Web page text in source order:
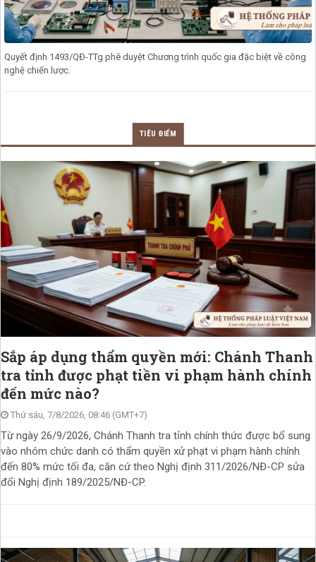
Quyết định 1493/QĐ-TTg phê duyệt Chương trình quốc gia đặc biệt về công
nghệ chiến lược.
TIÊU ĐIỂM
Sắp áp dụng thẩm quyền mới: Chánh Thanh
tra tỉnh được phạt tiền vi phạm hành chính
đến mức nào?
Thứ sáu, 7/8/2026, 08:46 (GMT+7)
Từ ngày 26/9/2026, Chánh Thanh tra tỉnh chính thức được bổ sung
vào nhóm chức danh có thẩm quyền xử phạt vi phạm hành chính
đến 80% mức tối đa, căn cứ theo Nghị định 311/2026/NĐ-CP sửa
đổi Nghị định 189/2025/NĐ-CP.